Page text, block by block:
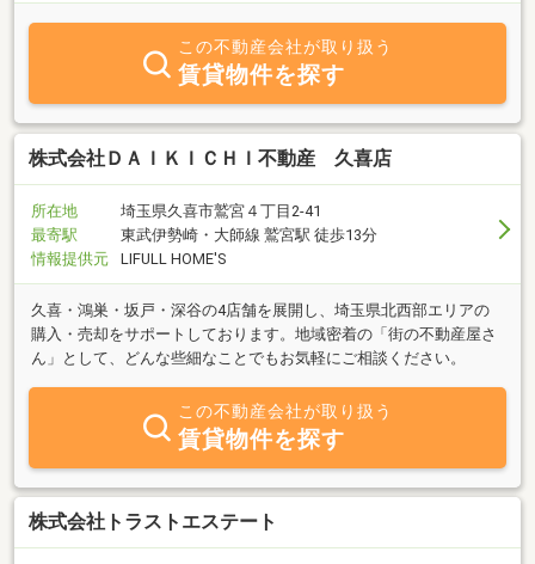
この不動産会社が取り扱う
賃貸物件を探す
株式会社ＤＡＩＫＩＣＨＩ不動産 久喜店
所在地
埼玉県久喜市鷲宮４丁目2-41
最寄駅
東武伊勢崎・大師線 鷲宮駅 徒歩13分
情報提供元
LIFULL HOME'S
久喜・鴻巣・坂戸・深谷の4店舗を展開し、埼玉県北西部エリアの
購入・売却をサポートしております。地域密着の「街の不動産屋さ
ん」として、どんな些細なことでもお気軽にご相談ください。
この不動産会社が取り扱う
賃貸物件を探す
株式会社トラストエステート